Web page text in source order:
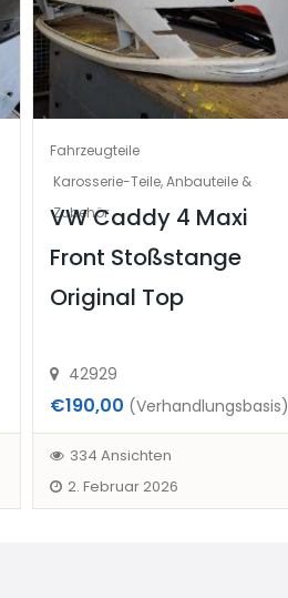
Fahrzeugteile
Karosserie-Teile, Anbauteile &
Zubehör
VW Caddy 4 Maxi
Front Stoßstange
Original Top
42929
€190,00 (Verhandlungsbasis)
334 Ansichten
2. Februar 2026